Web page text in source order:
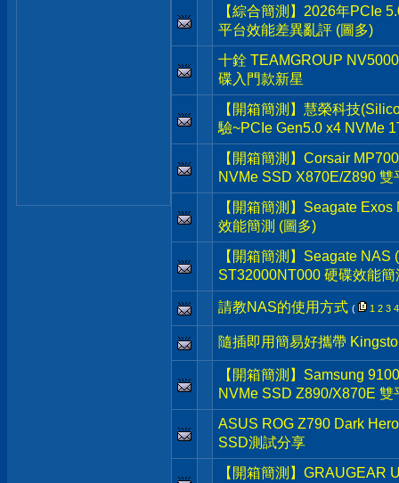
【綜合簡測】2026年PCIe
平台效能差異亂評 (圖多)
十銓 TEAMGROUP
碟入門款新星
【開箱簡測】慧榮科技
驗~PCIe Gen5.0 x4 NVMe
【開箱簡測】Corsair
NVMe SSD X870E/Z890 雙
【開箱簡測】Seagate
效能簡測 (圖多)
【開箱簡測】Seagate
ST32000NT000 硬碟效能簡
請教NAS的使用方式 ( 1 2 3 4
隨插即用簡易好攜帶
【開箱簡測】Samsung
NVMe SSD Z890/X870E 雙
ASUS ROG Z790 Dark
SSD測試分享
【開箱簡測】GRAUGEAR